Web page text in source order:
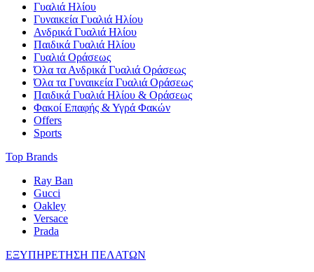
Γυαλιά Ηλίου
Γυναικεία Γυαλιά Ηλίου
Ανδρικά Γυαλιά Ηλίου
Παιδικά Γυαλιά Ηλίου
Γυαλιά Οράσεως
Όλα τα Ανδρικά Γυαλιά Οράσεως
Όλα τα Γυναικεία Γυαλιά Οράσεως
Παιδικά Γυαλιά Ηλίου & Οράσεως
Φακοί Επαφής & Υγρά Φακών
Offers
Sports
Top Brands
Ray Ban
Gucci
Oakley
Versace
Prada
ΕΞΥΠΗΡΕΤΗΣΗ ΠΕΛΑΤΩΝ